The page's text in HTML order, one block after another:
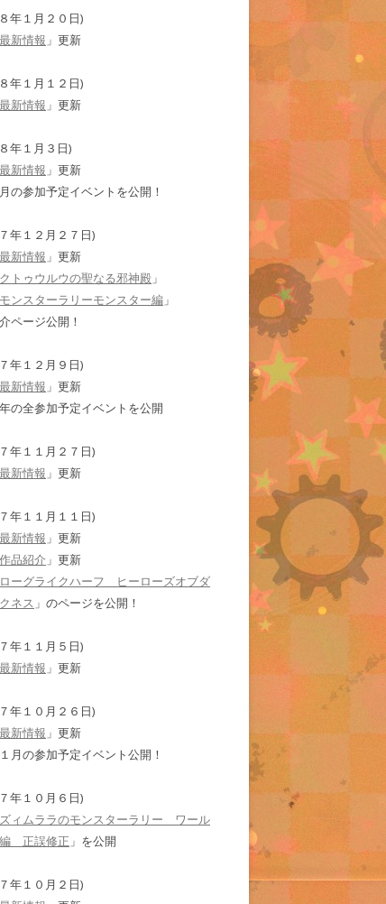
年１月２０日)
最新情報 」更新
年１月１２日)
最新情報 」更新
年１月３日)
最新情報 」更新
の参加予定イベントを公開！
年１２月２７日)
最新情報 」更新
クトゥウルウの聖なる邪神殿 」
モンスターラリーモンスター編 」
ページ公開！
年１２月９日)
最新情報 」更新
の全参加予定イベントを公開
年１１月２７日)
最新情報 」更新
年１１月１１日)
最新情報 」更新
作品紹介 」更新
ローグライクハーフ ヒーローズオブダ
ネス 」のページを公開！
年１１月５日)
最新情報 」更新
年１０月２６日)
最新情報 」更新
月の参加予定イベント公開！
年１０月６日)
ズィムララのモンスターラリー ワール
編 正誤修正 」を公開
年１０月２日)